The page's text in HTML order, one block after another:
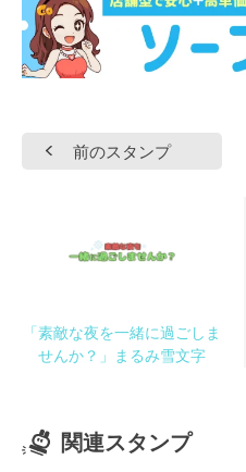
前のスタンプ
「素敵な夜を一緒に過ごしま
せんか？」まるみ雪文字
関連スタンプ